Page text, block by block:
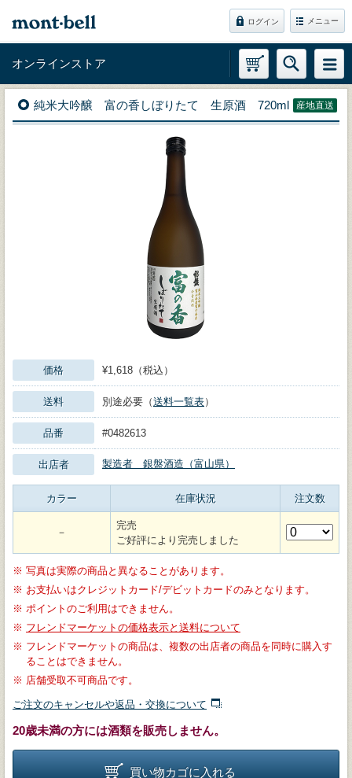
ログイン メニュー
オンラインストア
純米大吟醸 富の香しぼりたて 生原酒 720ml 産地直送
価格 ¥1,618（税込）
送料 別途必要（送料一覧表）
品番 #0482613
出店者 製造者 銀盤酒造（富山県）
カラー 在庫状況 注文数
－
完売
ご好評により完売しました
※ 写真は実際の商品と異なることがあります。
※ お支払いはクレジットカード/デビットカードのみとなります。
※ ポイントのご利用はできません。
※ フレンドマーケットの価格表示と送料について
※ フレンドマーケットの商品は、複数の出店者の商品を同時に購入す
ることはできません。
※ 店舗受取不可商品です。
ご注文のキャンセルや返品・交換について
20歳未満の方には酒類を販売しません。
買い物カゴに入れる